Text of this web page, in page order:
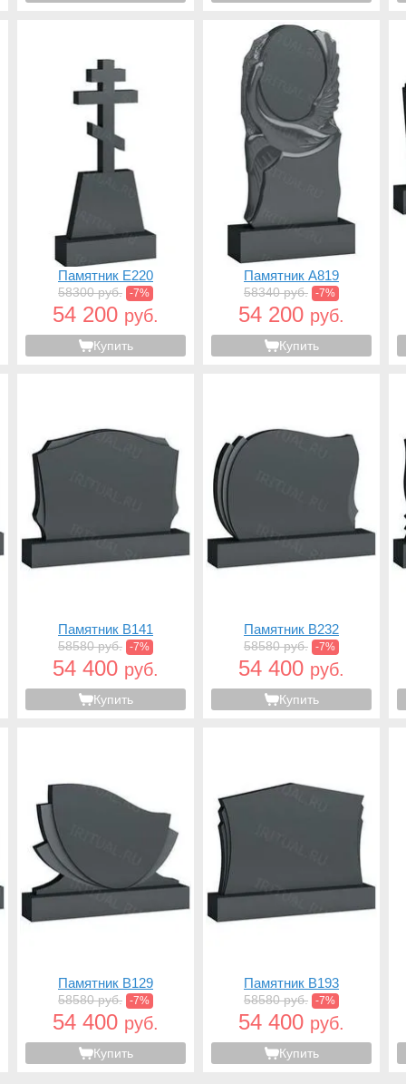
Памятник E220
58300 руб. -7%
54 200 руб.
Купить
Памятник A819
58340 руб. -7%
54 200 руб.
Купить
Памятник B141
58580 руб. -7%
54 400 руб.
Купить
Памятник B232
58580 руб. -7%
54 400 руб.
Купить
Памятник B129
58580 руб. -7%
54 400 руб.
Купить
Памятник B193
58580 руб. -7%
54 400 руб.
Купить